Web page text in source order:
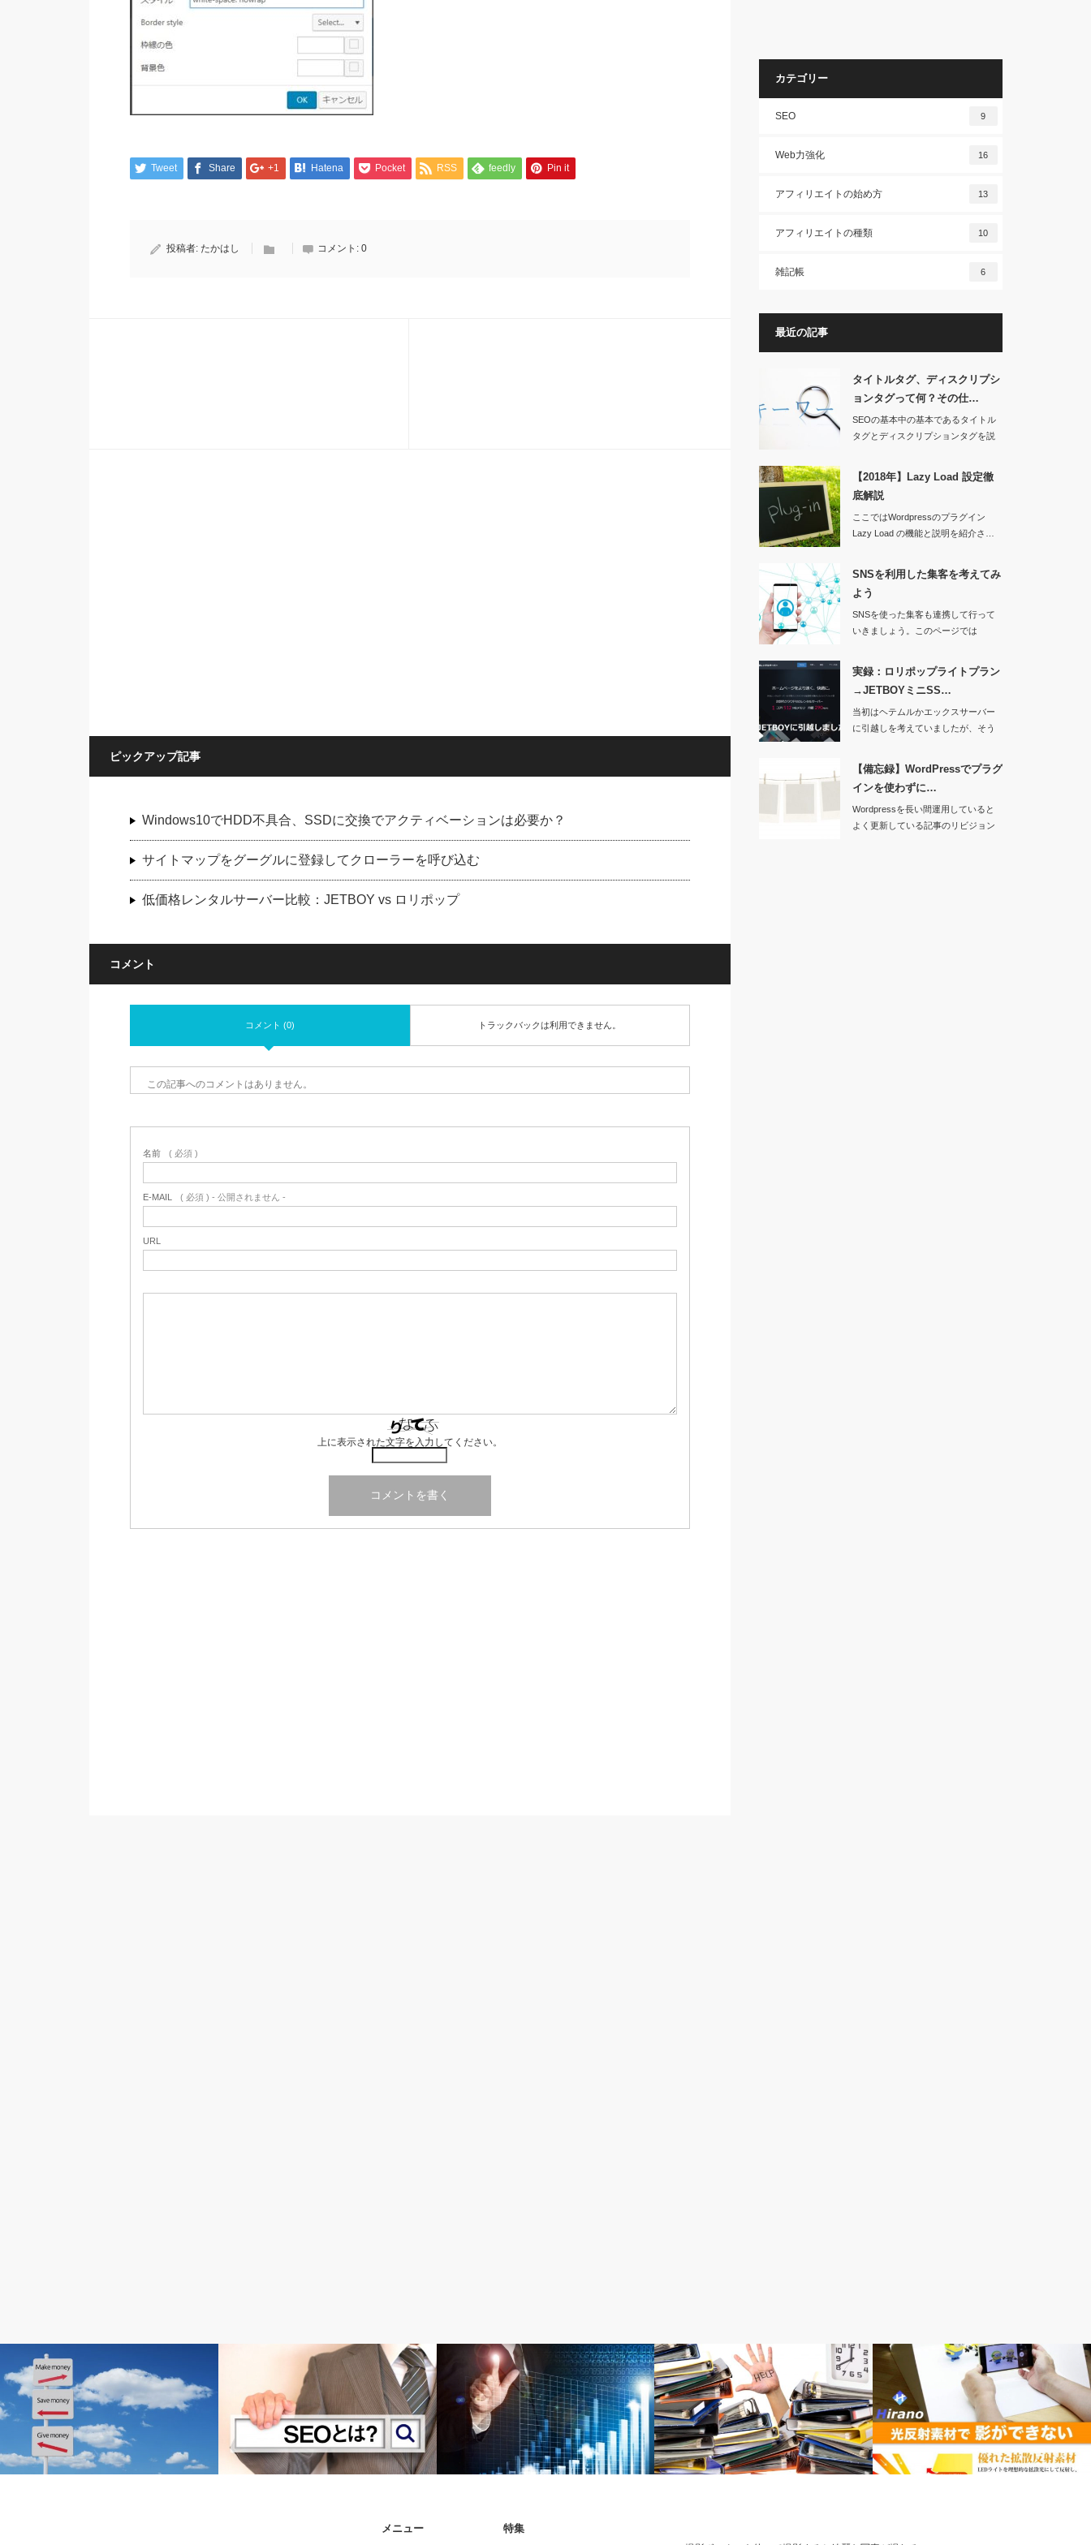
Tweet Share +1 Hatena Pocket RSS feedly Pin it
投稿者: たかはし コメント: 0
ピックアップ記事
Windows10でHDD不具合、SSDに交換でアクティベーションは必要か？
サイトマップをグーグルに登録してクローラーを呼び込む
低価格レンタルサーバー比較：JETBOY vs ロリポップ
コメント
コメント (0) トラックバックは利用できません。
この記事へのコメントはありません。
名前 ( 必須 )
E-MAIL ( 必須 ) - 公開されません -
URL
上に表示された文字を入力してください。
カテゴリー
SEO 9
Web力強化 16
アフィリエイトの始め方 13
アフィリエイトの種類 10
雑記帳 6
最近の記事
タイトルタグ、ディスクリプシ
ョンタグって何？その仕…
SEOの基本中の基本であるタイトル
タグとディスクリプションタグを説
【2018年】Lazy Load 設定徹
底解説
ここではWordpressのプラグイン
Lazy Load の機能と説明を紹介さ…
SNSを利用した集客を考えてみ
よう
SNSを使った集客も連携して行って
いきましょう。このページでは
実録：ロリポップライトプラン
→JETBOYミニSS…
当初はヘテムルかエックスサーバー
に引越しを考えていましたが、そう
【備忘録】WordPressでプラグ
インを使わずに…
Wordpressを長い間運用していると
よく更新している記事のリビジョン
メニュー 特集